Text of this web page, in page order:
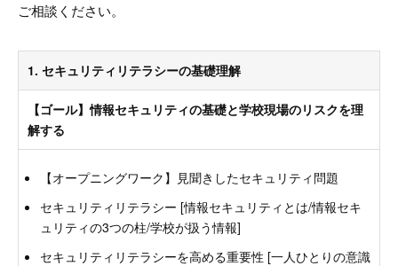
ご相談ください。
1. セキュリティリテラシーの基礎理解
【ゴール】情報セキュリティの基礎と学校現場のリスクを理
解する
【オープニングワーク】見聞きしたセキュリティ問題
セキュリティリテラシー [情報セキュリティとは/情報セキ
ュリティの3つの柱/学校が扱う情報]
セキュリティリテラシーを高める重要性 [一人ひとりの意識